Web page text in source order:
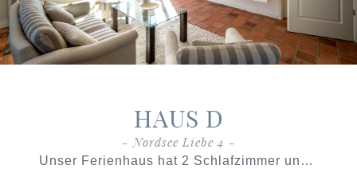
HAUS D
- Nordsee Liebe 4 -
Unser Ferienhaus hat 2 Schlafzimmer und 2 Bäder und erstreckt sich über 2 Etagen mit einer Wohnfläche von